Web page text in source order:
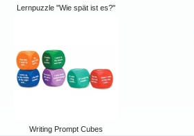
Lernpuzzle "Wie spät ist es?"
Writing Prompt Cubes